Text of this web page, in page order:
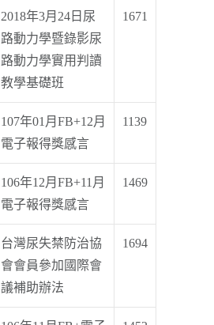
2018年3月24日尿
路動力學暨錄影尿
路動力學實用判讀
教學基礎班
1671
107年01月FB+12月
電子報得獎感言
1139
106年12月FB+11月
電子報得獎感言
1469
台灣尿失禁防治協
會會員參加國際會
議補助辦法
1694